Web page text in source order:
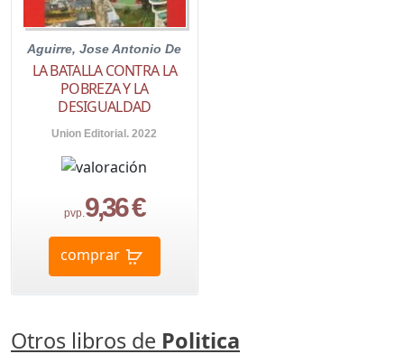
Aguirre, Jose Antonio De
LA BATALLA CONTRA LA
POBREZA Y LA
DESIGUALDAD
Union Editorial. 2022
pvp.9,36 €
comprar
Otros libros de Politica